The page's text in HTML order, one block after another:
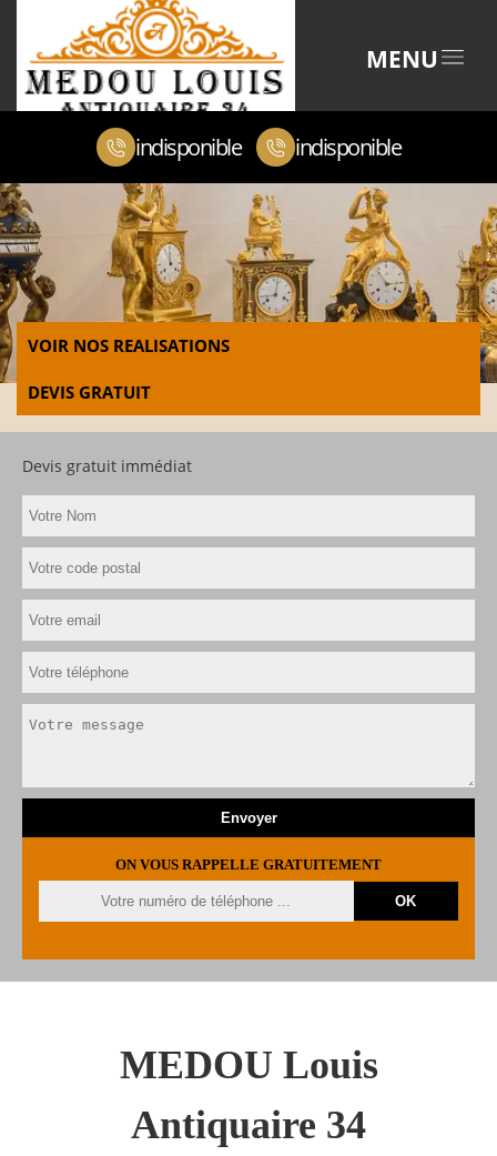
MENU
indisponible indisponible
VOIR NOS REALISATIONS
DEVIS GRATUIT
Devis gratuit immédiat
ON VOUS RAPPELLE GRATUITEMENT
MEDOU Louis
Antiquaire 34